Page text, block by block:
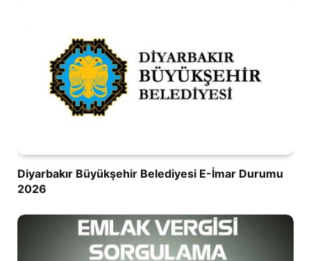
Diyarbakır Büyükşehir Belediyesi E-İmar Durumu
2026